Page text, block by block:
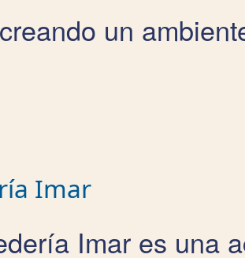
un
Imar
Imar es una